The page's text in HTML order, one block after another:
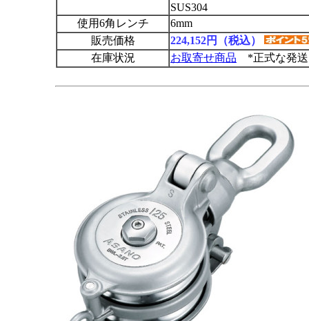
SUS304
使用6角レンチ
6mm
販売価格
224,152円（税込）
在庫状況
お取寄せ商品 *正式な発送